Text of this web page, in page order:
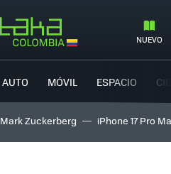
NUEVO
AUTO MÓVIL ESPACIO
Mark Zuckerberg iPhone 17 Pro